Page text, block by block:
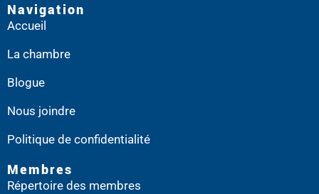
Navigation
Accueil
La chambre
Blogue
Nous joindre
Politique de confidentialité
Membres
Répertoire des membres